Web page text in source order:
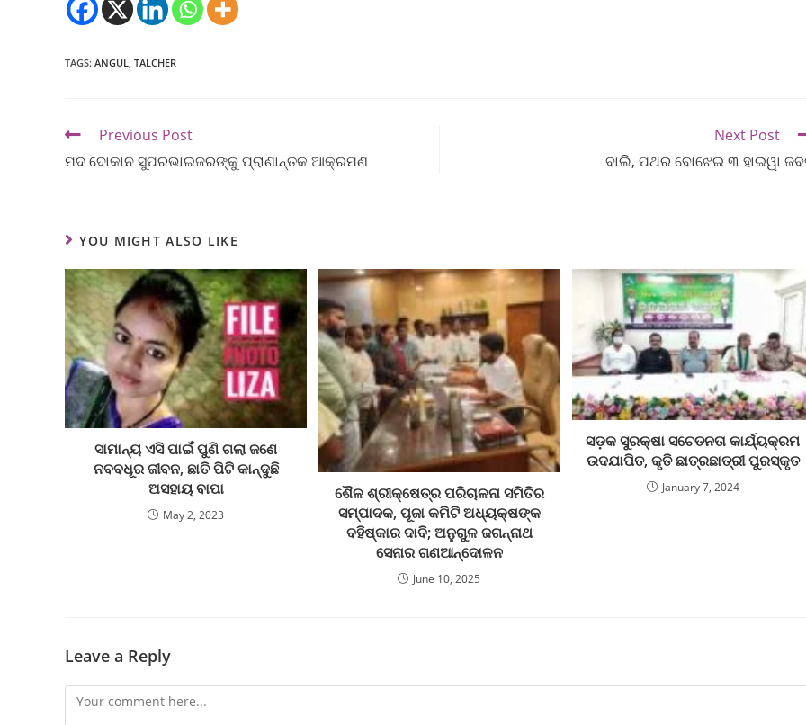
TAGS: ANGUL TALCHER
Previous Post
ମଦ ଦୋକାନ ସୁପରଭାଇଜରଙ୍କୁ ପ୍ରାଣାନ୍ତକ ଆକ୍ରମଣ
Next Post
ବାଲି, ପଥର ବୋଝେଇ ୩ ହାଇୱା
YOU MIGHT ALSO LIKE
ସାମାନ୍ୟ ଏସି ପାଇଁ ପୁଣି ଗଲା ଜଣେ
ନବବଧୂର ଜୀବନ, ଛାତି ପିଟି କାନ୍ଦୁଛି
ଅସହାୟ ବାପା
May 2, 2023
ଶୈଳ ଶ୍ରୀକ୍ଷେତ୍ର ପରିଚାଳନା ସମିତିର
ସମ୍ପାଦକ, ପୂଜା କମିଟି ଅଧ୍ୟକ୍ଷଙ୍କ
ବହିଷ୍କାର ଦାବି; ଅନୁଗୁଳ ଜଗନ୍ନାଥ
ସେନାର ଗଣଆନ୍ଦୋଳନ
June 10, 2025
ସଡ଼କ ସୁରକ୍ଷା ସଚେତନତା କାର୍ଯ୍ୟକ୍ରମ
ଉଦଯାପିତ, କୃତି ଛାତ୍ରଛାତ୍ରୀ ପୁରସ୍କୃତ
January 7, 2024
Leave a Reply